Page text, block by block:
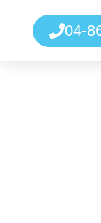
04-